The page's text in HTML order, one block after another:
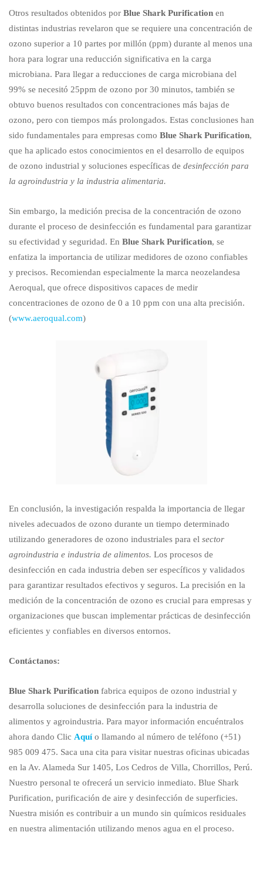
Otros resultados obtenidos por Blue Shark Purification en
distintas industrias revelaron que se requiere una concentración de
ozono superior a 10 partes por millón (ppm) durante al menos una
hora para lograr una reducción significativa en la carga
microbiana. Para llegar a reducciones de carga microbiana del
99% se necesitó 25ppm de ozono por 30 minutos, también se
obtuvo buenos resultados con concentraciones más bajas de
ozono, pero con tiempos más prolongados. Estas conclusiones han
sido fundamentales para empresas como Blue Shark Purification,
que ha aplicado estos conocimientos en el desarrollo de equipos
de ozono industrial y soluciones específicas de desinfección para
la agroindustria y la industria alimentaria.
Sin embargo, la medición precisa de la concentración de ozono
durante el proceso de desinfección es fundamental para garantizar
su efectividad y seguridad. En Blue Shark Purification, se
enfatiza la importancia de utilizar medidores de ozono confiables
y precisos. Recomiendan especialmente la marca neozelandesa
Aeroqual, que ofrece dispositivos capaces de medir
concentraciones de ozono de 0 a 10 ppm con una alta precisión.
(www.aeroqual.com)
En conclusión, la investigación respalda la importancia de llegar
niveles adecuados de ozono durante un tiempo determinado
utilizando generadores de ozono industriales para el sector
agroindustria e industria de alimentos. Los procesos de
desinfección en cada industria deben ser específicos y validados
para garantizar resultados efectivos y seguros. La precisión en la
medición de la concentración de ozono es crucial para empresas y
organizaciones que buscan implementar prácticas de desinfección
eficientes y confiables en diversos entornos.
Contáctanos:
Blue Shark Purification fabrica equipos de ozono industrial y
desarrolla soluciones de desinfección para la industria de
alimentos y agroindustria. Para mayor información encuéntralos
ahora dando Clic Aquí o llamando al número de teléfono (+51)
985 009 475. Saca una cita para visitar nuestras oficinas ubicadas
en la Av. Alameda Sur 1405, Los Cedros de Villa, Chorrillos, Perú.
Nuestro personal te ofrecerá un servicio inmediato. Blue Shark
Purification, purificación de aire y desinfección de superficies.
Nuestra misión es contribuir a un mundo sin químicos residuales
en nuestra alimentación utilizando menos agua en el proceso.